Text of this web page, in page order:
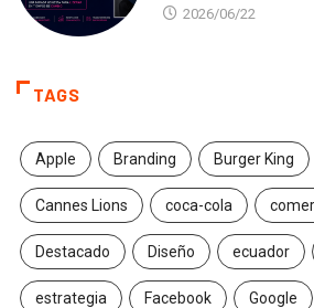
2026/06/22
TAGS
Apple Branding Burger King
Cannes Lions coca-cola
Destacado Diseño ecuador
estrategia Facebook Google